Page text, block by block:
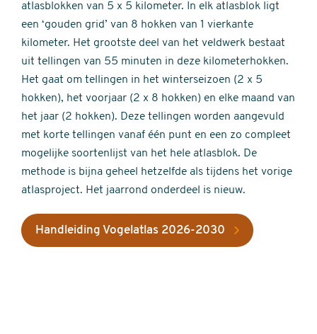
atlasblokken van 5 x 5 kilometer. In elk atlasblok ligt
een ‘gouden grid’ van 8 hokken van 1 vierkante
kilometer. Het grootste deel van het veldwerk bestaat
uit tellingen van 55 minuten in deze kilometerhokken.
Het gaat om tellingen in het winterseizoen (2 x 5
hokken), het voorjaar (2 x 8 hokken) en elke maand van
het jaar (2 hokken). Deze tellingen worden aangevuld
met korte tellingen vanaf één punt en een zo compleet
mogelijke soortenlijst van het hele atlasblok. De
methode is bijna geheel hetzelfde als tijdens het vorige
atlasproject. Het jaarrond onderdeel is nieuw.
Handleiding Vogelatlas 2026-2030